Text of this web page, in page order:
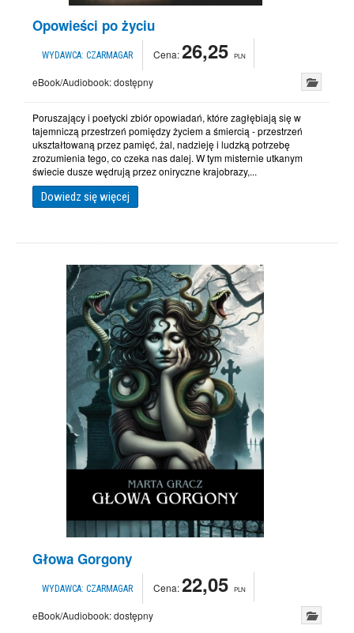
Opowieści po życiu
WYDAWCA: CZARMAGAR Cena:26,25 PLN
eBook/Audiobook:dostępny
Poruszający i poetycki zbiór opowiadań, które zagłębiają się w
tajemniczą przestrzeń pomiędzy życiem a śmiercią - przestrzeń
ukształtowaną przez pamięć, żal, nadzieję i ludzką potrzebę
zrozumienia tego, co czeka nas dalej. W tym misternie utkanym
świecie dusze wędrują przez oniryczne krajobrazy,...
Dowiedz się więcej
Głowa Gorgony
WYDAWCA: CZARMAGAR Cena:22,05 PLN
eBook/Audiobook:dostępny